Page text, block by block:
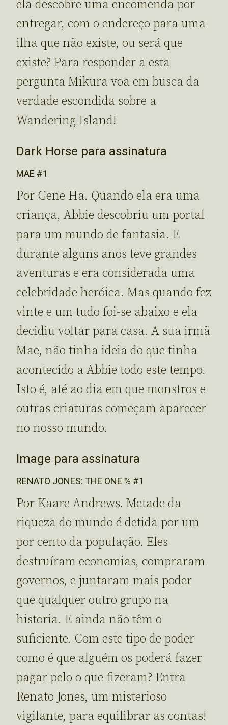
ela descobre uma encomenda por
entregar, com o endereço para uma
ilha que não existe, ou será que
existe? Para responder a esta
pergunta Mikura voa em busca da
verdade escondida sobre a
Wandering Island!
Dark Horse para assinatura
MAE #1
Por Gene Ha. Quando ela era uma
criança, Abbie descobriu um portal
para um mundo de fantasia. E
durante alguns anos teve grandes
aventuras e era considerada uma
celebridade heróica. Mas quando fez
vinte e um tudo foi-se abaixo e ela
decidiu voltar para casa. A sua irmã
Mae, não tinha ideia do que tinha
acontecido a Abbie todo este tempo.
Isto é, até ao dia em que monstros e
outras criaturas começam aparecer
no nosso mundo.
Image para assinatura
RENATO JONES: THE ONE % #1
Por Kaare Andrews. Metade da
riqueza do mundo é detida por um
por cento da população. Eles
destruíram economias, compraram
governos, e juntaram mais poder
que qualquer outro grupo na
historia. E ainda não têm o
suficiente. Com este tipo de poder
como é que alguém os poderá fazer
pagar pelo o que fizeram? Entra
Renato Jones, um misterioso
vigilante, para equilibrar as contas!